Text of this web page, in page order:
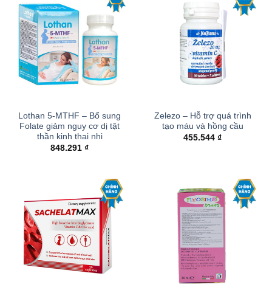
Lothan 5-MTHF – Bổ sung
Folate giảm nguy cơ dị tật
thần kinh thai nhi
848.291 ₫
Zelezo – Hỗ trợ quá trình
tạo máu và hồng cầu
455.544 ₫